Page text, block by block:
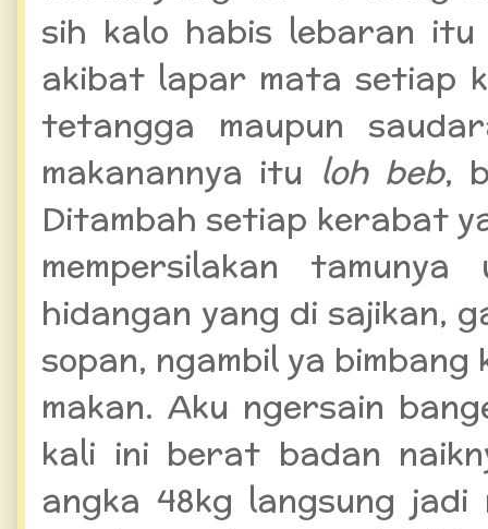
sih kalo habis lebaran
akibat lapar mata setiap
tetangga maupun
makanannya itu loh beb,
Ditambah setiap kerabat
mempersilakan
hidangan yang di sajikan,
sopan, ngambil ya
makan. Aku ngersain
kali ini berat badan
angka 48kg langsung